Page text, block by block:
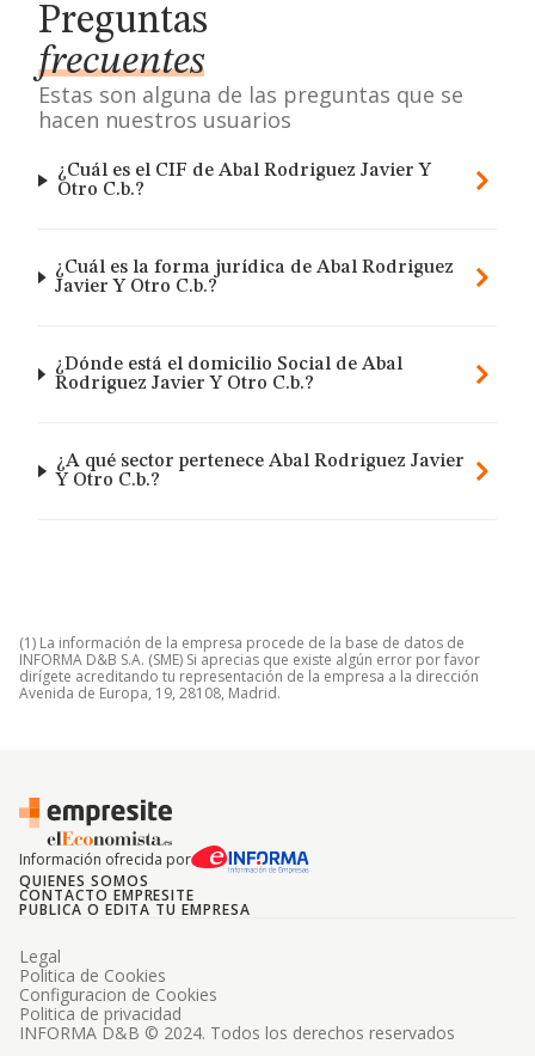
Preguntas
frecuentes
Estas son alguna de las preguntas que se
hacen nuestros usuarios
¿Cuál es el CIF de Abal Rodriguez Javier Y
Otro C.b.?
¿Cuál es la forma jurídica de Abal Rodriguez
Javier Y Otro C.b.?
¿Dónde está el domicilio Social de Abal
Rodriguez Javier Y Otro C.b.?
¿A qué sector pertenece Abal Rodriguez Javier
Y Otro C.b.?
(1) La información de la empresa procede de la base de datos de
INFORMA D&B S.A. (SME) Si aprecias que existe algún error por favor
dirígete acreditando tu representación de la empresa a la dirección
Avenida de Europa, 19, 28108, Madrid.
Información ofrecida por
QUIENES SOMOS
CONTACTO EMPRESITE
PUBLICA O EDITA TU EMPRESA
INFORMA D&B © 2024. Todos los derechos reservados
Legal
Politica de Cookies
Configuracion de Cookies
Politica de privacidad